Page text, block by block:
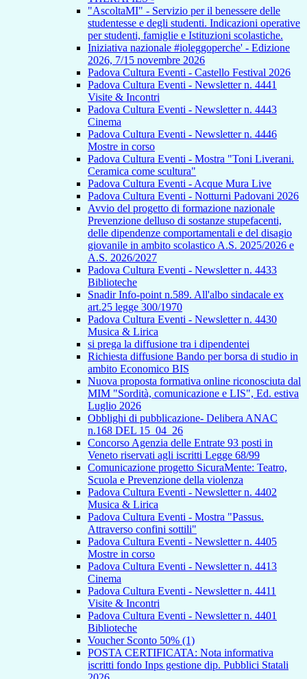
"AscoltaMI" - Servizio per il benessere delle
studentesse e degli studenti. Indicazioni operative
per studenti, famiglie e Istituzioni scolastiche.
Iniziativa nazionale #ioleggoperche' - Edizione
2026, 7/15 novembre 2026
Padova Cultura Eventi - Castello Festival 2026
Padova Cultura Eventi - Newsletter n. 4441
Visite & Incontri
Padova Cultura Eventi - Newsletter n. 4443
Cinema
Padova Cultura Eventi - Newsletter n. 4446
Mostre in corso
Padova Cultura Eventi - Mostra "Toni Liverani.
Ceramica come scultura"
Padova Cultura Eventi - Acque Mura Live
Padova Cultura Eventi - Notturni Padovani 2026
Avvio del progetto di formazione nazionale
Prevenzione delluso di sostanze stupefacenti,
delle dipendenze comportamentali e del disagio
giovanile in ambito scolastico A.S. 2025/2026 e
A.S. 2026/2027
Padova Cultura Eventi - Newsletter n. 4433
Biblioteche
Snadir Info-point n.589. All'albo sindacale ex
art.25 legge 300/1970
Padova Cultura Eventi - Newsletter n. 4430
Musica & Lirica
si prega la diffusione tra i dipendentei
Richiesta diffusione Bando per borsa di studio in
ambito Economico BIS
Nuova proposta formativa online riconosciuta dal
MIM "Sordità, comunicazione e LIS", Ed. estiva
Luglio 2026
Obblighi di pubblicazione- Delibera ANAC
n.168 DEL 15_04_26
Concorso Agenzia delle Entrate 93 posti in
Veneto riservati agli iscritti Legge 68/99
Comunicazione progetto SicuraMente: Teatro,
Scuola e Prevenzione della violenza
Padova Cultura Eventi - Newsletter n. 4402
Musica & Lirica
Padova Cultura Eventi - Mostra "Passus.
Attraverso confini sottili"
Padova Cultura Eventi - Newsletter n. 4405
Mostre in corso
Padova Cultura Eventi - Newsletter n. 4413
Cinema
Padova Cultura Eventi - Newsletter n. 4411
Visite & Incontri
Padova Cultura Eventi - Newsletter n. 4401
Biblioteche
Voucher Sconto 50% (1)
POSTA CERTIFICATA: Nota informativa
iscritti fondo Inps gestione dip. Pubblici Statali